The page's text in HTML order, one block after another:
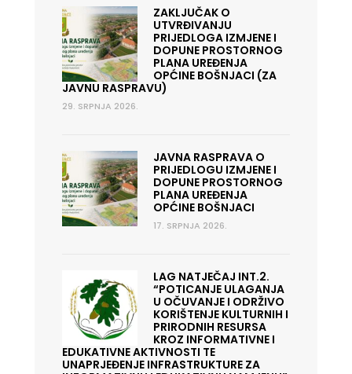
ZAKLJUČAK O
UTVRĐIVANJU
PRIJEDLOGA IZMJENE I
DOPUNE PROSTORNOG
PLANA UREĐENJA
OPĆINE BOŠNJACI (ZA
JAVNU RASPRAVU)
29. SRPNJA 2026.
JAVNA RASPRAVA O
PRIJEDLOGU IZMJENE I
DOPUNE PROSTORNOG
PLANA UREĐENJA
OPĆINE BOŠNJACI
17. SRPNJA 2026.
LAG NATJEČAJ INT.2.
“POTICANJE ULAGANJA
U OČUVANJE I ODRŽIVO
KORIŠTENJE KULTURNIH I
PRIRODNIH RESURSA
KROZ INFORMATIVNE I
EDUKATIVNE AKTIVNOSTI TE
UNAPRJEĐENJE INFRASTRUKTURE ZA